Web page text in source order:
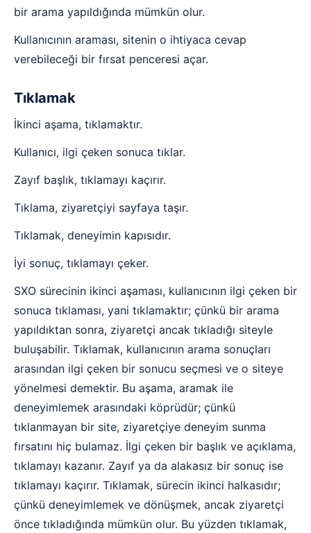
bir arama yapıldığında mümkün olur.
Kullanıcının araması, sitenin o ihtiyaca cevap
verebileceği bir fırsat penceresi açar.
Tıklamak
İkinci aşama, tıklamaktır.
Kullanıcı, ilgi çeken sonuca tıklar.
Zayıf başlık, tıklamayı kaçırır.
Tıklama, ziyaretçiyi sayfaya taşır.
Tıklamak, deneyimin kapısıdır.
İyi sonuç, tıklamayı çeker.
SXO sürecinin ikinci aşaması, kullanıcının ilgi çeken bir
sonuca tıklaması, yani tıklamaktır; çünkü bir arama
yapıldıktan sonra, ziyaretçi ancak tıkladığı siteyle
buluşabilir. Tıklamak, kullanıcının arama sonuçları
arasından ilgi çeken bir sonucu seçmesi ve o siteye
yönelmesi demektir. Bu aşama, aramak ile
deneyimlemek arasındaki köprüdür; çünkü
tıklanmayan bir site, ziyaretçiye deneyim sunma
fırsatını hiç bulamaz. İlgi çeken bir başlık ve açıklama,
tıklamayı kazanır. Zayıf ya da alakasız bir sonuç ise
tıklamayı kaçırır. Tıklamak, sürecin ikinci halkasıdır;
çünkü deneyimlemek ve dönüşmek, ancak ziyaretçi
önce tıkladığında mümkün olur. Bu yüzden tıklamak,